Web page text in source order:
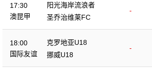
17:30
澳昆甲
阳光海岸流浪者
-
圣乔治维莱FC
18:00
国际友谊
克罗地亚U18
-
挪威U18